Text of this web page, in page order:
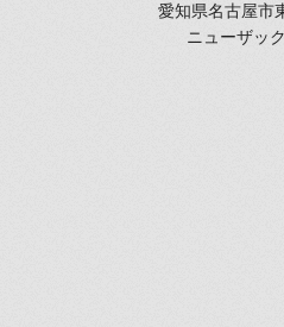
愛知県名古屋市
ニューザッ